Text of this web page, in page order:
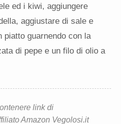
ed i kiwi, aggiungere
aggiustare di sale e
piatto guarnendo con la
di pepe e un filo di olio a
link di
Amazon Vegolosi.it